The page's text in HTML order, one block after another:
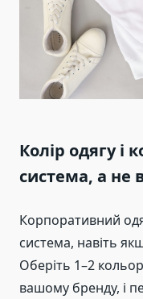
Колір одягу і
система, а не
Корпоративний
система, навіть
Оберіть 1–2
вашому бренду, і